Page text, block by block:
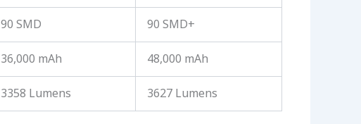
90 SMD 90 SMD+
36,000 mAh 48,000 mAh
3358 Lumens 3627 Lumens